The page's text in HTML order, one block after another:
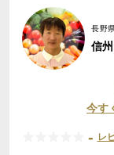
長野
信
今す
- レ